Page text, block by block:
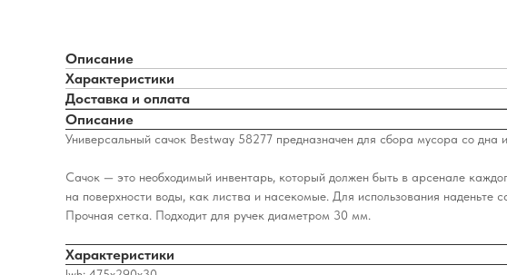
Описание
Характеристики
Доставка и оплата
Описание
Универсальный сачок Bestway 58277 предназначен для сбора мусора со дна
Сачок — это необходимый инвентарь, который должен быть в арсенале
на поверхности воды, как листва и насекомые. Для использования наденьте
Прочная сетка. Подходит для ручек диаметром 30 мм.
Характеристики